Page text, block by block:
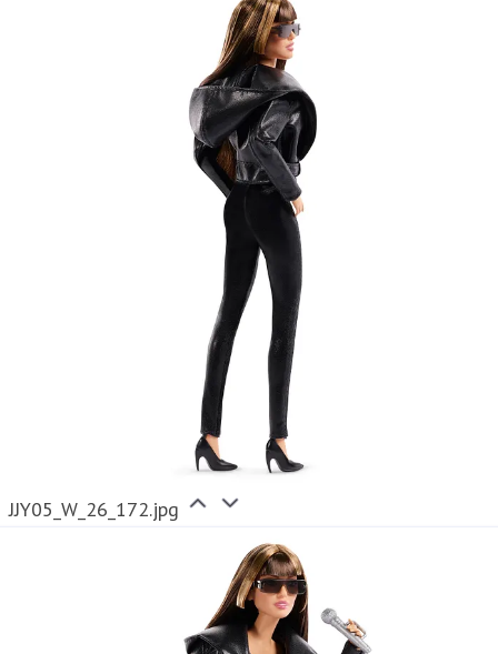
JJY05_W_26_172.jpg